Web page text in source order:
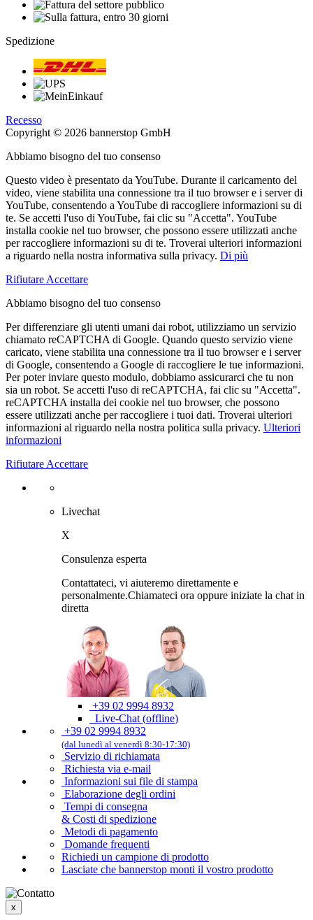
Spedizione
Recesso
Copyright © 2026 bannerstop GmbH
Abbiamo bisogno del tuo consenso
Questo video è presentato da YouTube. Durante il caricamento del
video, viene stabilita una connessione tra il tuo browser e i server di
YouTube, consentendo a YouTube di raccogliere informazioni su di
te. Se accetti l'uso di YouTube, fai clic su "Accetta". YouTube
installa cookie nel tuo browser, che possono essere utilizzati anche
per raccogliere informazioni su di te. Troverai ulteriori informazioni
a riguardo nella nostra informativa sulla privacy. Di più
Rifiutare Accettare
Abbiamo bisogno del tuo consenso
Per differenziare gli utenti umani dai robot, utilizziamo un servizio
chiamato reCAPTCHA di Google. Quando questo servizio viene
caricato, viene stabilita una connessione tra il tuo browser e i server
di Google, consentendo a Google di raccogliere le tue informazioni.
Per poter inviare questo modulo, dobbiamo assicurarci che tu non
sia un robot. Se accetti l'uso di reCAPTCHA, fai clic su "Accetta".
reCAPTCHA installa dei cookie nel tuo browser, che possono
essere utilizzati anche per raccogliere i tuoi dati. Troverai ulteriori
informazioni al riguardo nella nostra politica sulla privacy. Ulteriori
informazioni
Rifiutare Accettare
Livechat
X
Consulenza esperta
Contattateci, vi aiuteremo direttamente e
personalmente.Chiamateci ora oppure iniziate la chat in
diretta
+39 02 9994 8932
Live-Chat (offline)
+39 02 9994 8932
(dal lunedì al venerdì 8:30-17:30)
Servizio di richiamata
Richiesta via e-mail
Informazioni sui file di stampa
Elaborazione degli ordini
Tempi di consegna
& Costi di spedizione
Metodi di pagamento
Domande frequenti
Richiedi un campione di prodotto
Lasciate che bannerstop monti il vostro prodotto
x